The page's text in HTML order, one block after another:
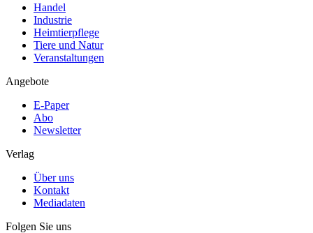
Handel
Industrie
Heimtierpflege
Tiere und Natur
Veranstaltungen
Angebote
E-Paper
Abo
Newsletter
Verlag
Über uns
Kontakt
Mediadaten
Folgen Sie uns